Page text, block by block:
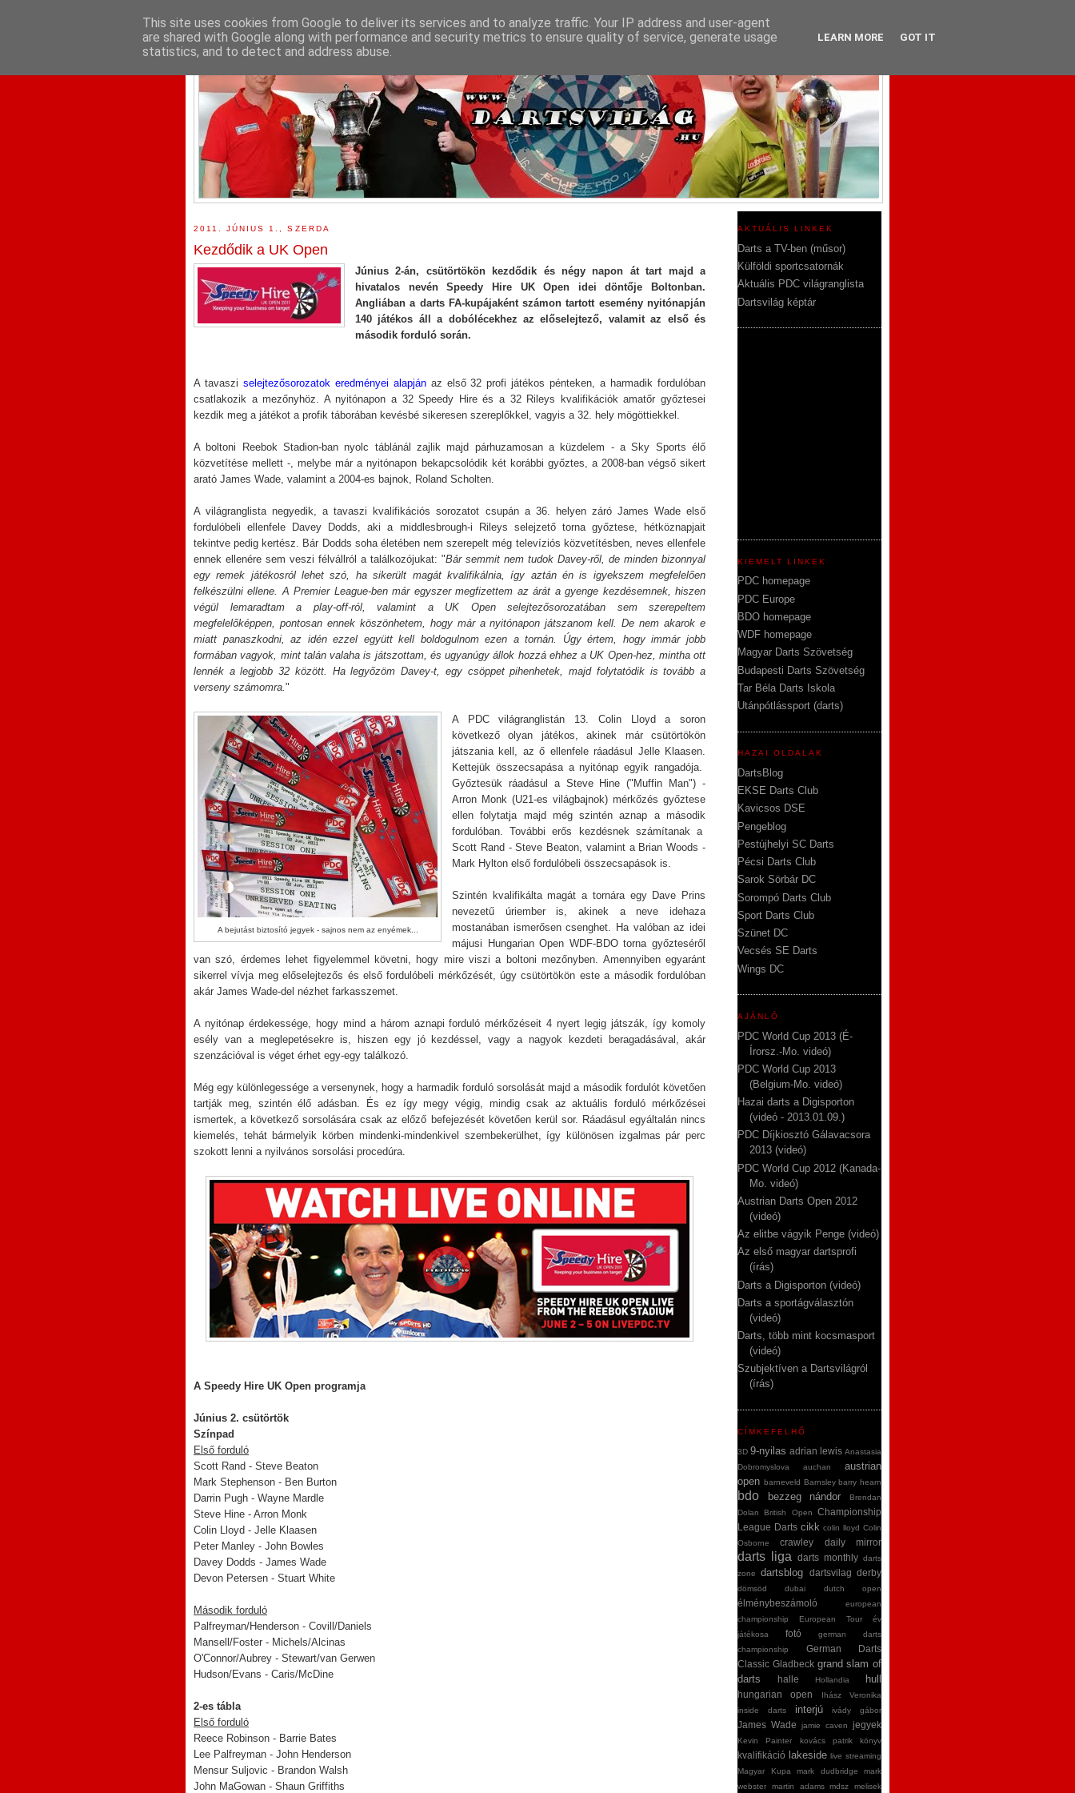
2011. JÚNIUS 1., SZERDA
Kezdődik a UK Open
Június 2-án, csütörtökön kezdődik és négy napon át tart majd a
hivatalos nevén Speedy Hire UK Open idei döntője Boltonban.
Angliában a darts FA-kupájaként számon tartott esemény nyitónapján
140 játékos áll a dobólécekhez az előselejtező, valamit az első és
második forduló során.
A tavaszi selejtezősorozatok eredményei alapjánaz első 32 profi játékos pénteken, a harmadik fordulóban
csatlakozik a mezőnyhöz. A nyitónapon a 32 Speedy Hire és a 32 Rileys kvalifikációk amatőr győztesei
kezdik meg a játékot a profik táborában kevésbé sikeresen szereplőkkel, vagyis a 32. hely mögöttiekkel.
A boltoni Reebok Stadion-ban nyolc táblánál zajlik majd párhuzamosan a küzdelem - a Sky Sports élő
közvetítése mellett -, melybe már a nyitónapon bekapcsolódik két korábbi győztes, a 2008-ban végső sikert
arató James Wade, valamint a 2004-es bajnok, Roland Scholten.
A világranglista negyedik, a tavaszi kvalifikációs sorozatot csupán a 36. helyen záró James Wade első
fordulóbeli ellenfele Davey Dodds, aki a middlesbrough-i Rileys selejzető torna győztese, hétköznapjait
tekintve pedig kertész. Bár Dodds soha életében nem szerepelt még televíziós közvetítésben, neves ellenfele
ennek ellenére sem veszi félvállról a találkozójukat: "Bár semmit nem tudok Davey-ről, de minden bizonnyal
egy remek játékosról lehet szó, ha sikerült magát kvalifikálnia, így aztán én is igyekszem megfelelően
felkészülni ellene. A Premier League-ben már egyszer megfizettem az árát a gyenge kezdésemnek, hiszen
végül lemaradtam a play-off-ról, valamint a UK Open selejtezősorozatában sem szerepeltem
megfelelőképpen, pontosan ennek köszönhetem, hogy már a nyitónapon játszanom kell. De nem akarok e
miatt panaszkodni, az idén ezzel együtt kell boldogulnom ezen a tornán. Úgy értem, hogy immár jobb
formában vagyok, mint talán valaha is játszottam, és ugyanúgy állok hozzá ehhez a UK Open-hez, mintha ott
lennék a legjobb 32 között. Ha legyőzöm Davey-t, egy csöppet pihenhetek, majd folytatódik is tovább a
verseny számomra. "
A bejutást biztosító jegyek - sajnos nem az enyémek...
A PDC világranglistán 13. Colin Lloyd a soron
következő olyan játékos, akinek már csütörtökön
játszania kell, az ő ellenfele ráadásul Jelle Klaasen.
Kettejük összecsapása a nyitónap egyik rangadója.
Győztesük ráadásul a Steve Hine ("Muffin Man") -
Arron Monk (U21-es világbajnok) mérkőzés győztese
ellen folytatja majd még szintén aznap a második
fordulóban. További erős kezdésnek számítanak a
Scott Rand - Steve Beaton, valamint a Brian Woods -
Mark Hylton első fordulóbeli összecsapások is.
Szintén kvalifikálta magát a tornára egy Dave Prins
nevezetű úriember is, akinek a neve idehaza
mostanában ismerősen csenghet. Ha valóban az idei
májusi Hungarian Open WDF-BDO torna győzteséről
van szó, érdemes lehet figyelemmel követni, hogy mire viszi a boltoni mezőnyben. Amennyiben egyaránt
sikerrel vívja meg előselejtezős és első fordulóbeli mérkőzését, úgy csütörtökön este a második fordulóban
akár James Wade-del nézhet farkasszemet.
A nyitónap érdekessége, hogy mind a három aznapi forduló mérkőzéseit 4 nyert legig játszák, így komoly
esély van a meglepetésekre is, hiszen egy jó kezdéssel, vagy a nagyok kezdeti beragadásával, akár
szenzációval is véget érhet egy-egy találkozó.
Még egy különlegessége a versenynek, hogy a harmadik forduló sorsolását majd a második fordulót követően
tartják meg, szintén élő adásban. És ez így megy végig, mindig csak az aktuális forduló mérkőzései
ismertek, a következő sorsolására csak az előző befejezését követően kerül sor. Ráadásul egyáltalán nincs
kiemelés, tehát bármelyik körben mindenki-mindenkivel szembekerülhet, így különösen izgalmas pár perc
szokott lenni a nyilvános sorsolási procedúra.
A Speedy Hire UK Open programja
Június 2. csütörtök
Színpad
Első forduló
Scott Rand - Steve Beaton
Mark Stephenson - Ben Burton
Darrin Pugh - Wayne Mardle
Steve Hine - Arron Monk
Colin Lloyd - Jelle Klaasen
Peter Manley - John Bowles
Davey Dodds - James Wade
Devon Petersen - Stuart White
Második forduló
Palfreyman/Henderson - Covill/Daniels
Mansell/Foster - Michels/Alcinas
O'Connor/Aubrey - Stewart/van Gerwen
Hudson/Evans - Caris/McDine
2-es tábla
Első forduló
Reece Robinson - Barrie Bates
Lee Palfreyman - John Henderson
Mensur Suljovic - Brandon Walsh
John MaGowan - Shaun Griffiths
AKTUÁLIS LINKEK
Darts a TV-ben (műsor)
Külföldi sportcsatornák
Aktuális PDC világranglista
Dartsvilág képtár
KIEMELT LINKEK
PDC homepage
PDC Europe
BDO homepage
WDF homepage
Magyar Darts Szövetség
Budapesti Darts Szövetség
Tar Béla Darts Iskola
Utánpótlássport (darts)
HAZAI OLDALAK
DartsBlog
EKSE Darts Club
Kavicsos DSE
Pengeblog
Pestújhelyi SC Darts
Pécsi Darts Club
Sarok Sörbár DC
Sorompó Darts Club
Sport Darts Club
Szünet DC
Vecsés SE Darts
Wings DC
AJÁNLÓ
PDC World Cup 2013 (É-
Írorsz.-Mo. videó)
PDC World Cup 2013
(Belgium-Mo. videó)
Hazai darts a Digisporton
(videó - 2013.01.09.)
PDC Díjkiosztó Gálavacsora
2013 (videó)
PDC World Cup 2012 (Kanada-
Mo. videó)
Austrian Darts Open 2012
(videó)
Az elitbe vágyik Penge (videó)
Az első magyar dartsprofi
(írás)
Darts a Digisporton (videó)
Darts a sportágválasztón
(videó)
Darts, több mint kocsmasport
(videó)
Szubjektíven a Dartsvilágról
(írás)
CÍMKEFELHŐ
3D 9-nyilas adrian lewis Anastasia
Dobromyslova
auchan
austrian
open barneveld Barnsley barry hearn
bdo bezzeg nándor
Brendan
Dolan
British Open
Championship
League Darts cikk colin lloyd Colin
Osborne
crawley daily mirror
darts liga darts monthly darts
zone
dartsblog dartsvilag derby
dömsöd dubai dutch open
élménybeszámoló
european
championship
European Tour
év
játékosa
fotó
german darts
championship
German Darts
Classic Gladbeck grand slam of
darts
halle Hollandia hull
hungarian open
Ihász Veronika
inside darts
interjú ivády gábor
James Wade jamie caven jegyek
Kevin Painter kovács patrik könyv
kvalifikáció lakeside live streaming
Magyar Kupa
mark dudbridge
mark
webster
martin adams mdsz melisek
This site uses cookies from Google to deliver its services and to analyze traffic. Your IP address and user-agent
are shared with Google along with performance and security metrics to ensure quality of service, generate usage
statistics, and to detect and address abuse.
LEARN MORE GOT IT